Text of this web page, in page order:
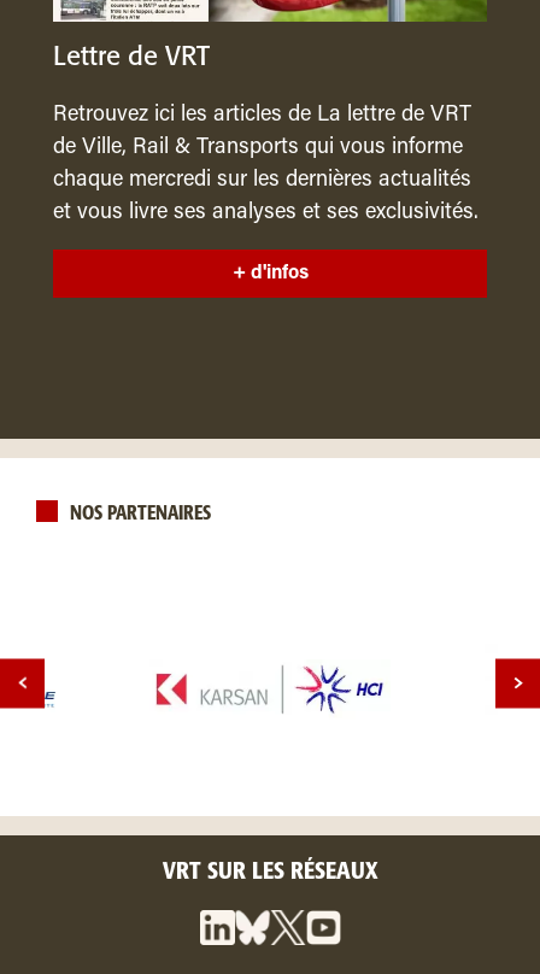
Lettre de VRT
Retrouvez ici les articles de La lettre de VRT
de Ville, Rail & Transports qui vous informe
chaque mercredi sur les dernières actualités
et vous livre ses analyses et ses exclusivités.
+ d'infos
NOS PARTENAIRES
VRT SUR LES RÉSEAUX